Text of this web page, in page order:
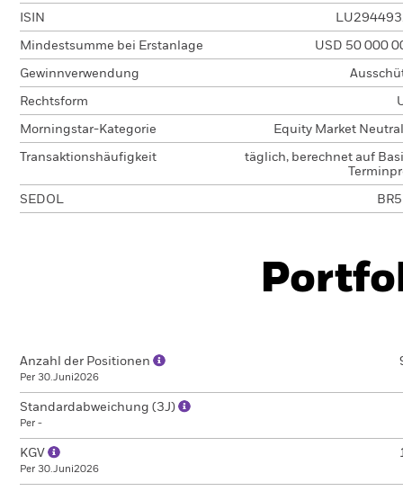
ISIN
Mindestsumme bei Erstanlage USD 50 000
Gewinnverwendung
Rechtsform
Morningstar-Kategorie Equity Market
Transaktionshäufigkeit
täglich, berechnet auf
SEDOL
Anzahl der Positionen
Per 30.Juni2026
Standardabweichung (3J)
Per -
KGV
Per 30.Juni2026